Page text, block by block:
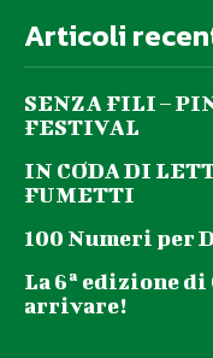
Articoli
SENZA FILI –
FESTIVAL
IN CODA DI
FUMETTI
100 Numeri per
La 6ª edizione
arrivare!